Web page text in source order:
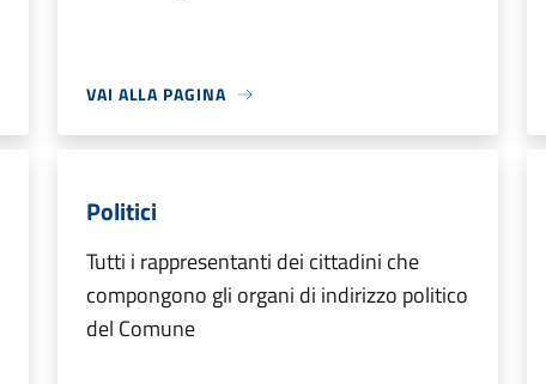
VAI ALLA PAGINA
Politici
Tutti i rappresentanti dei cittadini che
compongono gli organi di indirizzo politico
del Comune